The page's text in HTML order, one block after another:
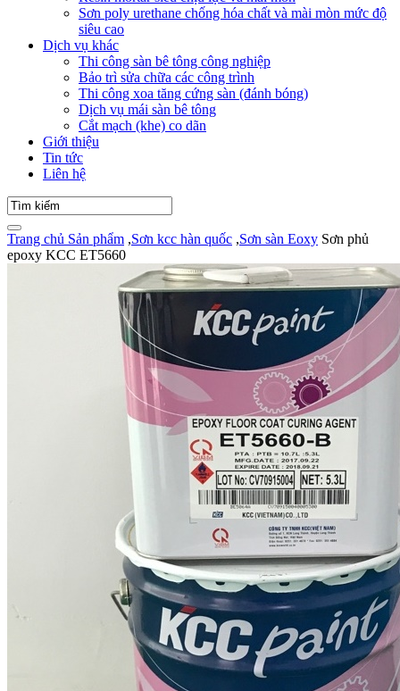
Sơn poly urethane chống hóa chất và mài mòn mức độ
siêu cao
Dịch vụ khác
Thi công sàn bê tông công nghiệp
Bảo trì sửa chữa các công trình
Thi công xoa tăng cứng sàn (đánh bóng)
Dịch vụ mái sàn bê tông
Cắt mạch (khe) co dãn
Giới thiệu
Tin tức
Liên hệ
Trang chủ Sản phẩm ,Sơn kcc hàn quốc ,Sơn sàn Eoxy Sơn phủ
epoxy KCC ET5660